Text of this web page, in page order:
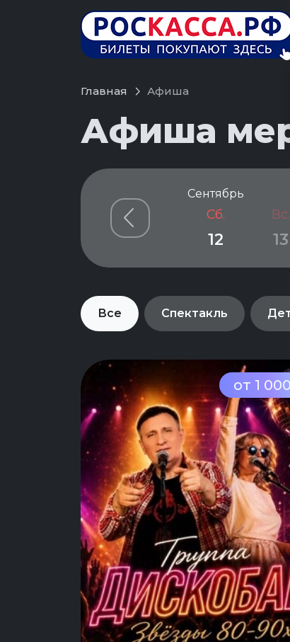
Главная Афиша
Афиша
Сентябрь
Сб.
12
Вс.
13
Все Спектакль
от 1